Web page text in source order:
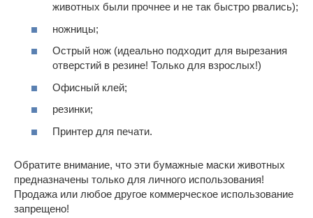
животных были прочнее и не так быстро рвались);
ножницы;
Острый нож (идеально подходит для вырезания
отверстий в резине! Только для взрослых!)
Офисный клей;
резинки;
Принтер для печати.
Обратите внимание, что эти бумажные маски животных
предназначены только для личного использования!
Продажа или любое другое коммерческое использование
запрещено!